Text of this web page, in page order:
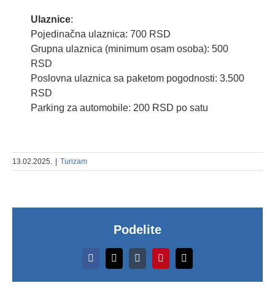
Ulaznice:
Pojedinačna ulaznica: 700 RSD
Grupna ulaznica (minimum osam osoba): 500
RSD
Poslovna ulaznica sa paketom pogodnosti: 3.500
RSD
Parking za automobile: 200 RSD po satu
13.02.2025. Turizam
Podelite
Facebook
X TumblrPinterestEmail
Više